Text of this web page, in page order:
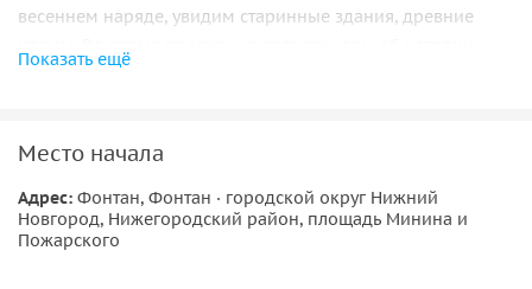
весеннем наряде, увидим старинные здания, древние
города, его известных гостях и жителях, а также легенды о
Стрелки — бывшей территории Нижегородской Ярмарки.
Встретимся у знаменитой Чкаловской лестницы, вспомним
героев прошлого столетия, вспомним о подвигах наших
Показать ещё
Место начала
Адрес: Фонтан, Фонтан · городской округ Нижний
Новгород, Нижегородский район, площадь Минина и
Пожарского